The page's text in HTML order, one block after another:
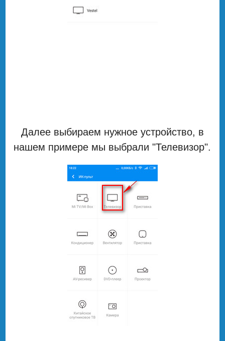
Далее выбираем нужное устройство, в
нашем примере мы выбрали "Телевизор".